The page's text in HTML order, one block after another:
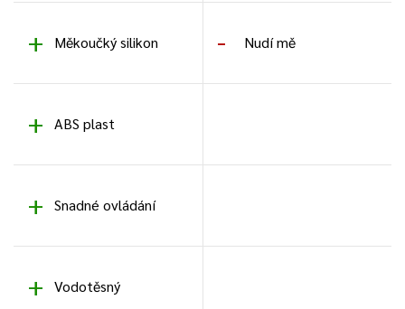
Měkoučký silikon Nudí mě
ABS plast
Snadné ovládání
Vodotěsný